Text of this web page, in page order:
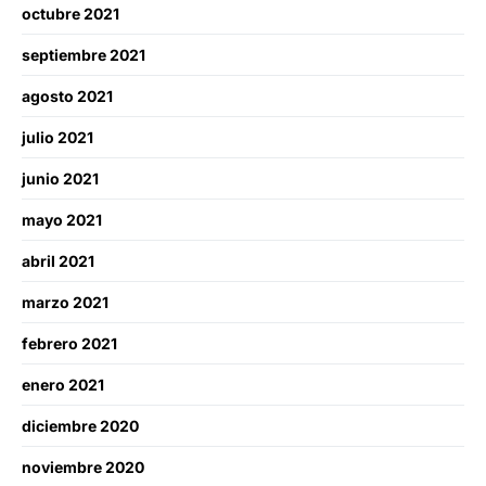
octubre 2021
septiembre 2021
agosto 2021
julio 2021
junio 2021
mayo 2021
abril 2021
marzo 2021
febrero 2021
enero 2021
diciembre 2020
noviembre 2020